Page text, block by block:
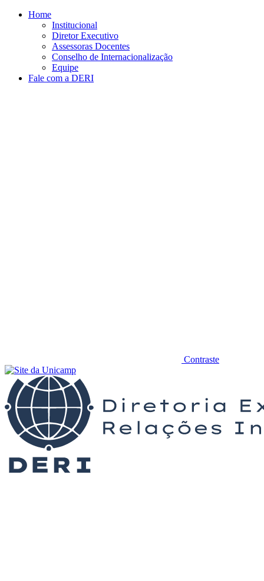
Conteúdo principal
Home
Institucional
Diretor Executivo
Assessoras Docentes
Conselho de Internacionalização
Equipe
Fale com a DERI
Contraste